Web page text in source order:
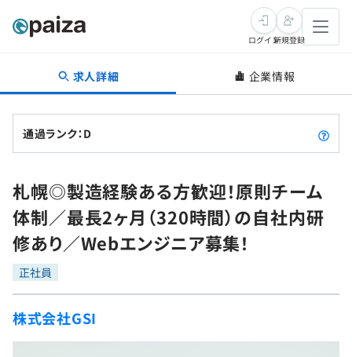
転職・キャリア
転職成功ガイド
転職エージェント
インタビュー
転職成功ガイド
新卒就活
求人検索
本選考
インターン
新卒エージェント
学習
問題集
4択課題
プログラミング言語
ゲーム・マンガ
Tech Team Journal
paizaとは？
ログイン新規登録
求人詳細 企業情報
通過ランク：D
札幌◎製造経験ある方歓迎！原則チーム
体制／最長2ヶ月（320時間）の自社内研
修あり／Webエンジニア募集！
正社員
株式会社GSI